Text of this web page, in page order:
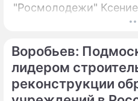
"Росмолодежи"
посмотрел
который проходит в
на федеральной
при поддержке
Об этом говорится в
Воробьев:
лидером
реконструкции